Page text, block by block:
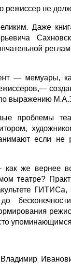
режиссер не
Даже
— мемуары,
выражению
проблемы
если
же вернее
театре?